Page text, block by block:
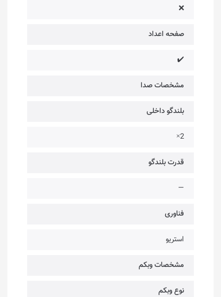
❌
صفحه اعداد
✔️
مشخصات صدا
بلندگو داخلی
2×
قدرت بلندگو
—
فناوری‌
استریو
مشخصات وبکم
نوع وبکم